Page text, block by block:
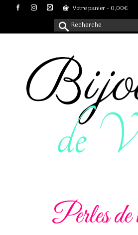
Votre panier- 0,00€
Rechercher :
Perles de